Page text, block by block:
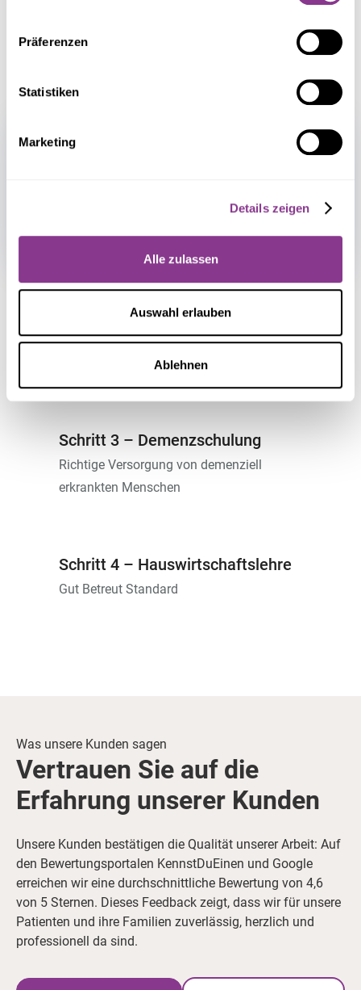
Präferenzen
Statistiken
Marketing
Details zeigen
Alle zulassen
Auswahl erlauben
Ablehnen
Schritt 1 – Basisqualifikation
Betreuung, Prozess des Alterns, individuelle
Betreuung von Senioren.
Schritt 2 – Grundpflegetraining
Einführung in die nicht medizinische
Grundpflege und Pflegehilfsmittel
Schritt 3 – Demenzschulung
Richtige Versorgung von demenziell
erkrankten Menschen
Schritt 4 – Hauswirtschaftslehre
Gut Betreut Standard
Was unsere Kunden sagen
Vertrauen Sie auf die
Erfahrung unserer Kunden
Unsere Kunden bestätigen die Qualität unserer Arbeit: Auf
den Bewertungsportalen KennstDuEinen und Google
erreichen wir eine durchschnittliche Bewertung von 4,6
von 5 Sternen. Dieses Feedback zeigt, dass wir für unsere
Patienten und ihre Familien zuverlässig, herzlich und
professionell da sind.